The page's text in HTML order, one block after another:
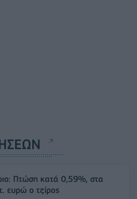
Πτώση κατά 0,59%, στα
ευρώ ο τζίρος